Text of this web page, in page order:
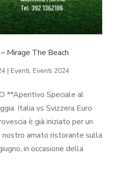
Mirage The Beach
| Eventi, Eventi 2024
**Aperitivo Speciale al
Italia vs Svizzera Euro
è già iniziato per un
amato ristorante sulla
in occasione della